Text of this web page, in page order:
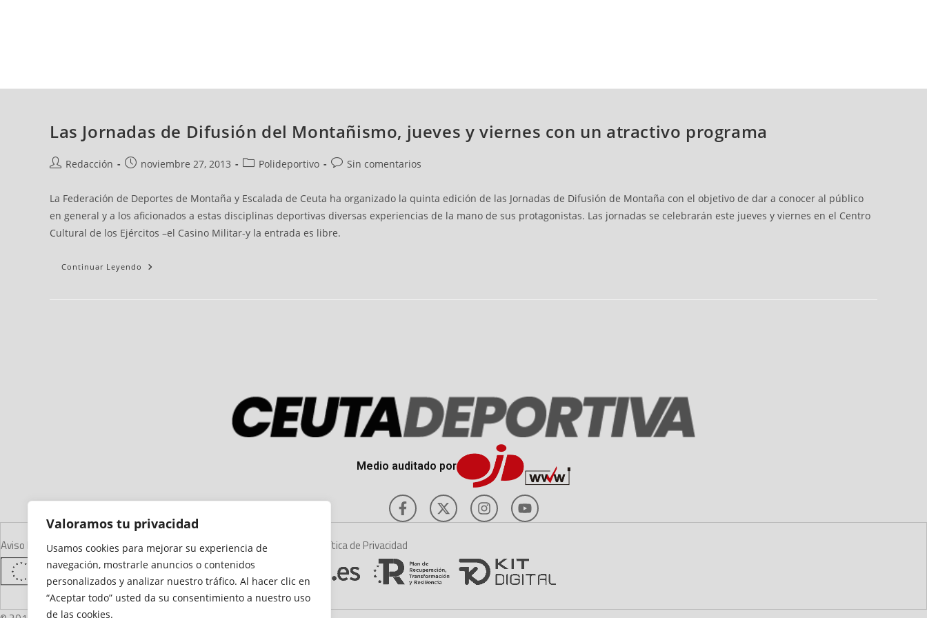
Valoramos tu privacidad
Usamos cookies para mejorar su experiencia de
navegación, mostrarle anuncios o contenidos
personalizados y analizar nuestro tráfico. Al hacer clic en
“Aceptar todo” usted da su consentimiento a nuestro uso
de las cookies.
Las Jornadas de Difusión del Montañismo, jueves y viernes con un atractivo programa
Redacción noviembre 27, 2013 Polideportivo Sin comentarios
La Federación de Deportes de Montaña y Escalada de Ceuta ha organizado la quinta edición de las Jornadas de Difusión de Montaña con el objetivo de dar a conocer al público
en general y a los aficionados a estas disciplinas deportivas diversas experiencias de la mano de sus protagonistas. Las jornadas se celebrarán este jueves y viernes en el Centro
Cultural de los Ejércitos –el Casino Militar-y la entrada es libre.
Continuar Leyendo
Medio auditado por
Aviso LegalDeclaración de AccesibilidadMapa del SitioPolítica de Cookies Política de Privacidad